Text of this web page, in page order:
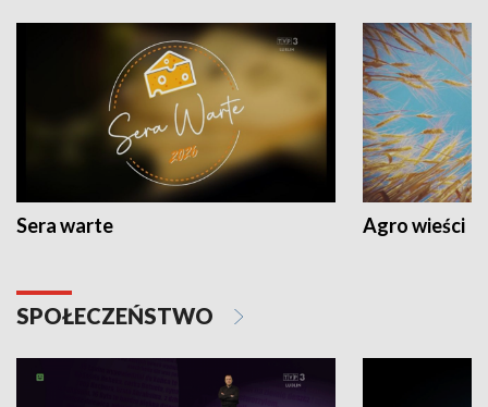
Sera warte Agro wieści
SPOŁECZEŃSTWO